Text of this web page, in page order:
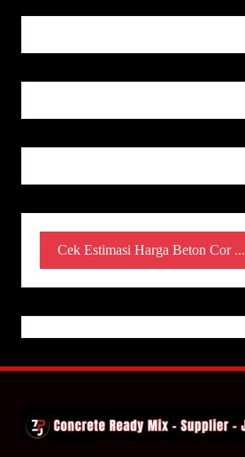
Cek Estimasi Harga Beton Cor ...